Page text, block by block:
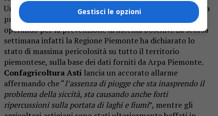
Un problema che sta avanzando pericolosamente tanto da
preoccupare anche le istituzioni pubbliche che stanno
operando per la prevenzione di incendi boschivi. La scorsa
settimana infatti la Regione Piemonte ha dichiarato lo
stato di massima pericolosità su tutto il territorio
piemontese, sulla base dei dati forniti da Arpa Piemonte.
Confagricoltura Asti lancia un accorato allarme
affermando che “l’assenza di piogge che sta inasprendo il
problema della siccità, sta causando anche forti
ripercussioni sulla portata di laghi e fiumi”, mentre gli
Gestisci le opzioni